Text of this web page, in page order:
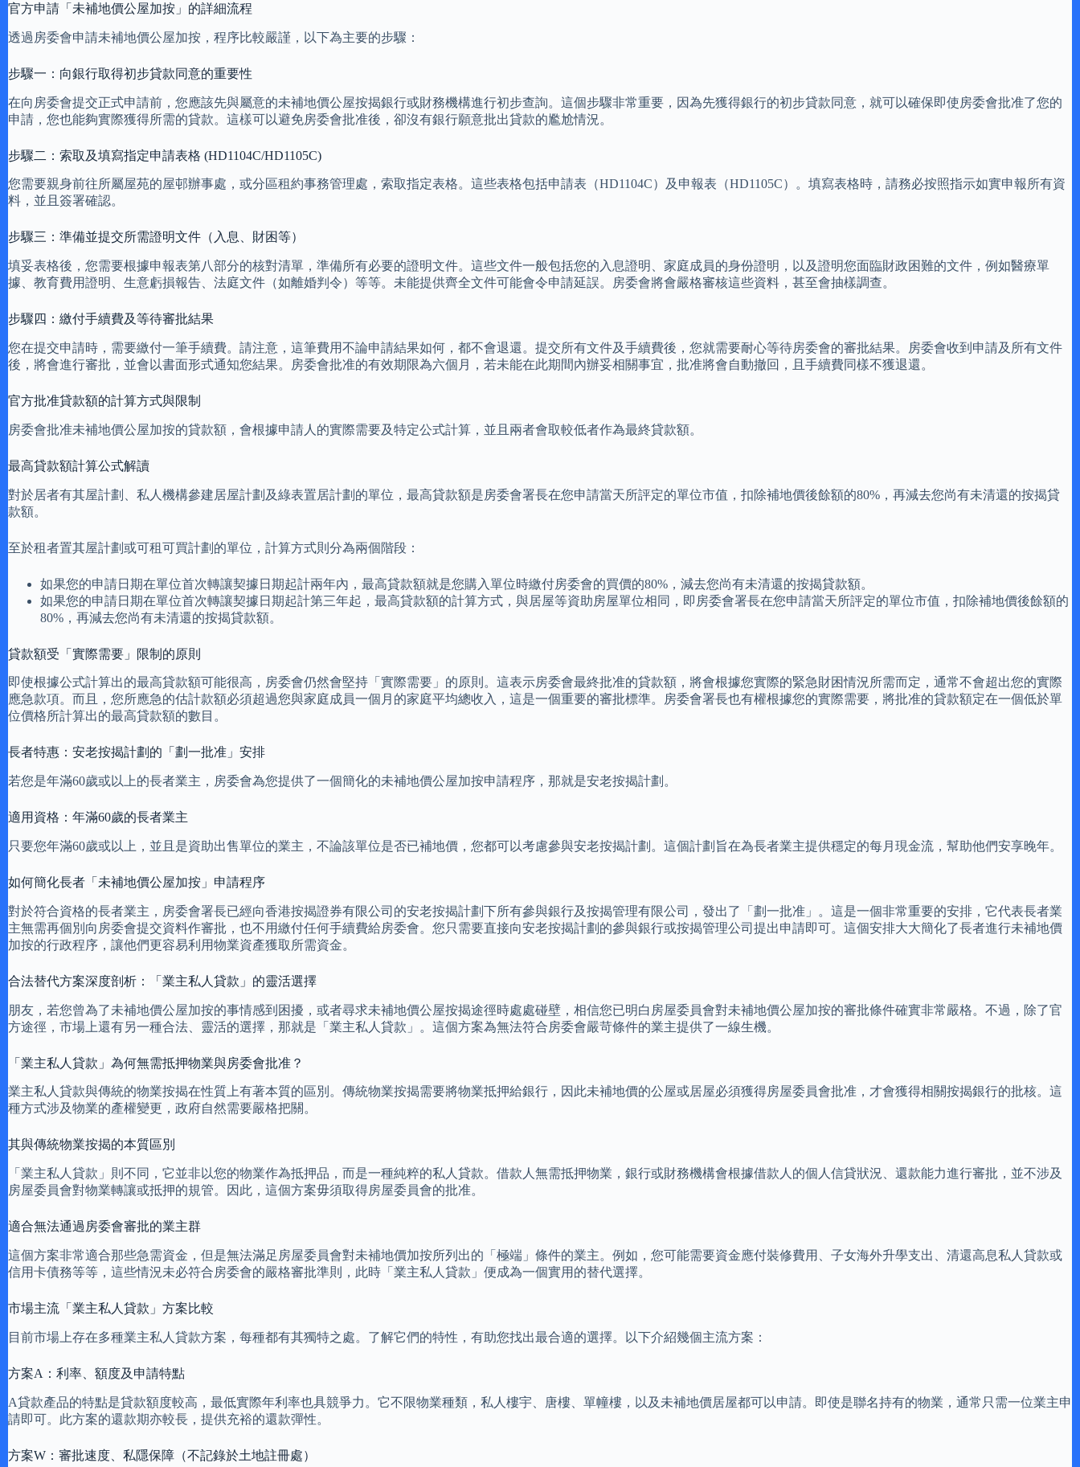
官方申請「未補地價公屋加按」的詳細流程
透過房委會申請未補地價公屋加按，程序比較嚴謹，以下為主要的步驟：
步驟一：向銀行取得初步貸款同意的重要性
在向房委會提交正式申請前，您應該先與屬意的未補地價公屋按揭銀行或財務機構進行初步查詢。這個步驟非常重要，因為先獲得銀行的初步貸款同意，就可以確保即使房委會批准了您的
申請，您也能夠實際獲得所需的貸款。這樣可以避免房委會批准後，卻沒有銀行願意批出貸款的尷尬情況。
步驟二：索取及填寫指定申請表格 (HD1104C/HD1105C)
您需要親身前往所屬屋苑的屋邨辦事處，或分區租約事務管理處，索取指定表格。這些表格包括申請表（HD1104C）及申報表（HD1105C）。填寫表格時，請務必按照指示如實申報所有資
料，並且簽署確認。
步驟三：準備並提交所需證明文件（入息、財困等）
填妥表格後，您需要根據申報表第八部分的核對清單，準備所有必要的證明文件。這些文件一般包括您的入息證明、家庭成員的身份證明，以及證明您面臨財政困難的文件，例如醫療單
據、教育費用證明、生意虧損報告、法庭文件（如離婚判令）等等。未能提供齊全文件可能會令申請延誤。房委會將會嚴格審核這些資料，甚至會抽樣調查。
步驟四：繳付手續費及等待審批結果
您在提交申請時，需要繳付一筆手續費。請注意，這筆費用不論申請結果如何，都不會退還。提交所有文件及手續費後，您就需要耐心等待房委會的審批結果。房委會收到申請及所有文件
後，將會進行審批，並會以書面形式通知您結果。房委會批准的有效期限為六個月，若未能在此期間內辦妥相關事宜，批准將會自動撤回，且手續費同樣不獲退還。
官方批准貸款額的計算方式與限制
房委會批准未補地價公屋加按的貸款額，會根據申請人的實際需要及特定公式計算，並且兩者會取較低者作為最終貸款額。
最高貸款額計算公式解讀
對於居者有其屋計劃、私人機構參建居屋計劃及綠表置居計劃的單位，最高貸款額是房委會署長在您申請當天所評定的單位市值，扣除補地價後餘額的80%，再減去您尚有未清還的按揭貸
款額。
至於租者置其屋計劃或可租可買計劃的單位，計算方式則分為兩個階段：
如果您的申請日期在單位首次轉讓契據日期起計兩年內，最高貸款額就是您購入單位時繳付房委會的買價的80%，減去您尚有未清還的按揭貸款額。
如果您的申請日期在單位首次轉讓契據日期起計第三年起，最高貸款額的計算方式，與居屋等資助房屋單位相同，即房委會署長在您申請當天所評定的單位市值，扣除補地價後餘額的
80%，再減去您尚有未清還的按揭貸款額。
貸款額受「實際需要」限制的原則
即使根據公式計算出的最高貸款額可能很高，房委會仍然會堅持「實際需要」的原則。這表示房委會最終批准的貸款額，將會根據您實際的緊急財困情況所需而定，通常不會超出您的實際
應急款項。而且，您所應急的估計款額必須超過您與家庭成員一個月的家庭平均總收入，這是一個重要的審批標準。房委會署長也有權根據您的實際需要，將批准的貸款額定在一個低於單
位價格所計算出的最高貸款額的數目。
長者特惠：安老按揭計劃的「劃一批准」安排
若您是年滿60歲或以上的長者業主，房委會為您提供了一個簡化的未補地價公屋加按申請程序，那就是安老按揭計劃。
適用資格：年滿60歲的長者業主
只要您年滿60歲或以上，並且是資助出售單位的業主，不論該單位是否已補地價，您都可以考慮參與安老按揭計劃。這個計劃旨在為長者業主提供穩定的每月現金流，幫助他們安享晚年。
如何簡化長者「未補地價公屋加按」申請程序
對於符合資格的長者業主，房委會署長已經向香港按揭證券有限公司的安老按揭計劃下所有參與銀行及按揭管理有限公司，發出了「劃一批准」。這是一個非常重要的安排，它代表長者業
主無需再個別向房委會提交資料作審批，也不用繳付任何手續費給房委會。您只需要直接向安老按揭計劃的參與銀行或按揭管理公司提出申請即可。這個安排大大簡化了長者進行未補地價
加按的行政程序，讓他們更容易利用物業資產獲取所需資金。
合法替代方案深度剖析：「業主私人貸款」的靈活選擇
朋友，若您曾為了未補地價公屋加按的事情感到困擾，或者尋求未補地價公屋按揭途徑時處處碰壁，相信您已明白房屋委員會對未補地價公屋加按的審批條件確實非常嚴格。不過，除了官
方途徑，市場上還有另一種合法、靈活的選擇，那就是「業主私人貸款」。這個方案為無法符合房委會嚴苛條件的業主提供了一線生機。
「業主私人貸款」為何無需抵押物業與房委會批准？
業主私人貸款與傳統的物業按揭在性質上有著本質的區別。傳統物業按揭需要將物業抵押給銀行，因此未補地價的公屋或居屋必須獲得房屋委員會批准，才會獲得相關按揭銀行的批核。這
種方式涉及物業的產權變更，政府自然需要嚴格把關。
其與傳統物業按揭的本質區別
「業主私人貸款」則不同，它並非以您的物業作為抵押品，而是一種純粹的私人貸款。借款人無需抵押物業，銀行或財務機構會根據借款人的個人信貸狀況、還款能力進行審批，並不涉及
房屋委員會對物業轉讓或抵押的規管。因此，這個方案毋須取得房屋委員會的批准。
適合無法通過房委會審批的業主群
這個方案非常適合那些急需資金，但是無法滿足房屋委員會對未補地價加按所列出的「極端」條件的業主。例如，您可能需要資金應付裝修費用、子女海外升學支出、清還高息私人貸款或
信用卡債務等等，這些情況未必符合房委會的嚴格審批準則，此時「業主私人貸款」便成為一個實用的替代選擇。
市場主流「業主私人貸款」方案比較
目前市場上存在多種業主私人貸款方案，每種都有其獨特之處。了解它們的特性，有助您找出最合適的選擇。以下介紹幾個主流方案：
方案A：利率、額度及申請特點
A貸款產品的特點是貸款額度較高，最低實際年利率也具競爭力。它不限物業種類，私人樓宇、唐樓、單幢樓，以及未補地價居屋都可以申請。即使是聯名持有的物業，通常只需一位業主申
請即可。此方案的還款期亦較長，提供充裕的還款彈性。
方案W：審批速度、私隱保障（不記錄於土地註冊處）